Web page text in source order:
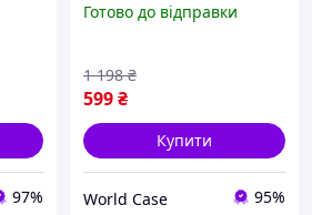
97%
кріплення для телевізора
до 50 кг
Готово до відправки
599₴
1 198 ₴
Купити
World Case 95%